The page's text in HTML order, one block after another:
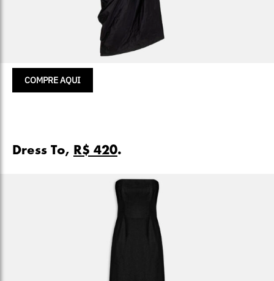
COMPRE AQUI
Dress To, R$ 420.